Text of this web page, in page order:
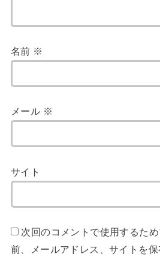
名前 ※
メール ※
サイト
次回のコメントで使用するた
前、メールアドレス、サイトを保